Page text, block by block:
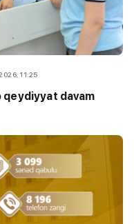
11:25
qeydiyyat davam